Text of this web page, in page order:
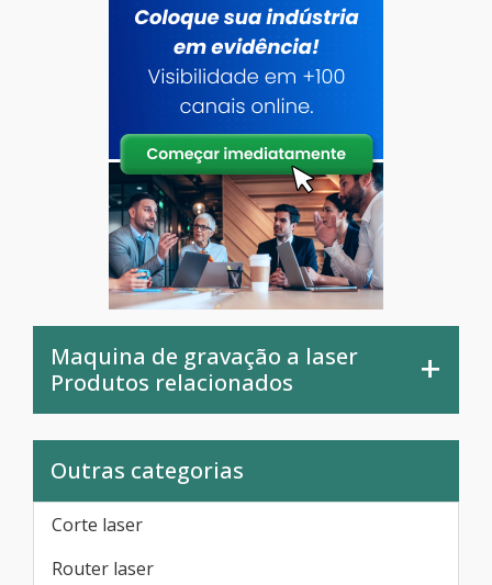
Maquina de gravação a laser
Produtos relacionados
Outras categorias
Corte laser
Router laser